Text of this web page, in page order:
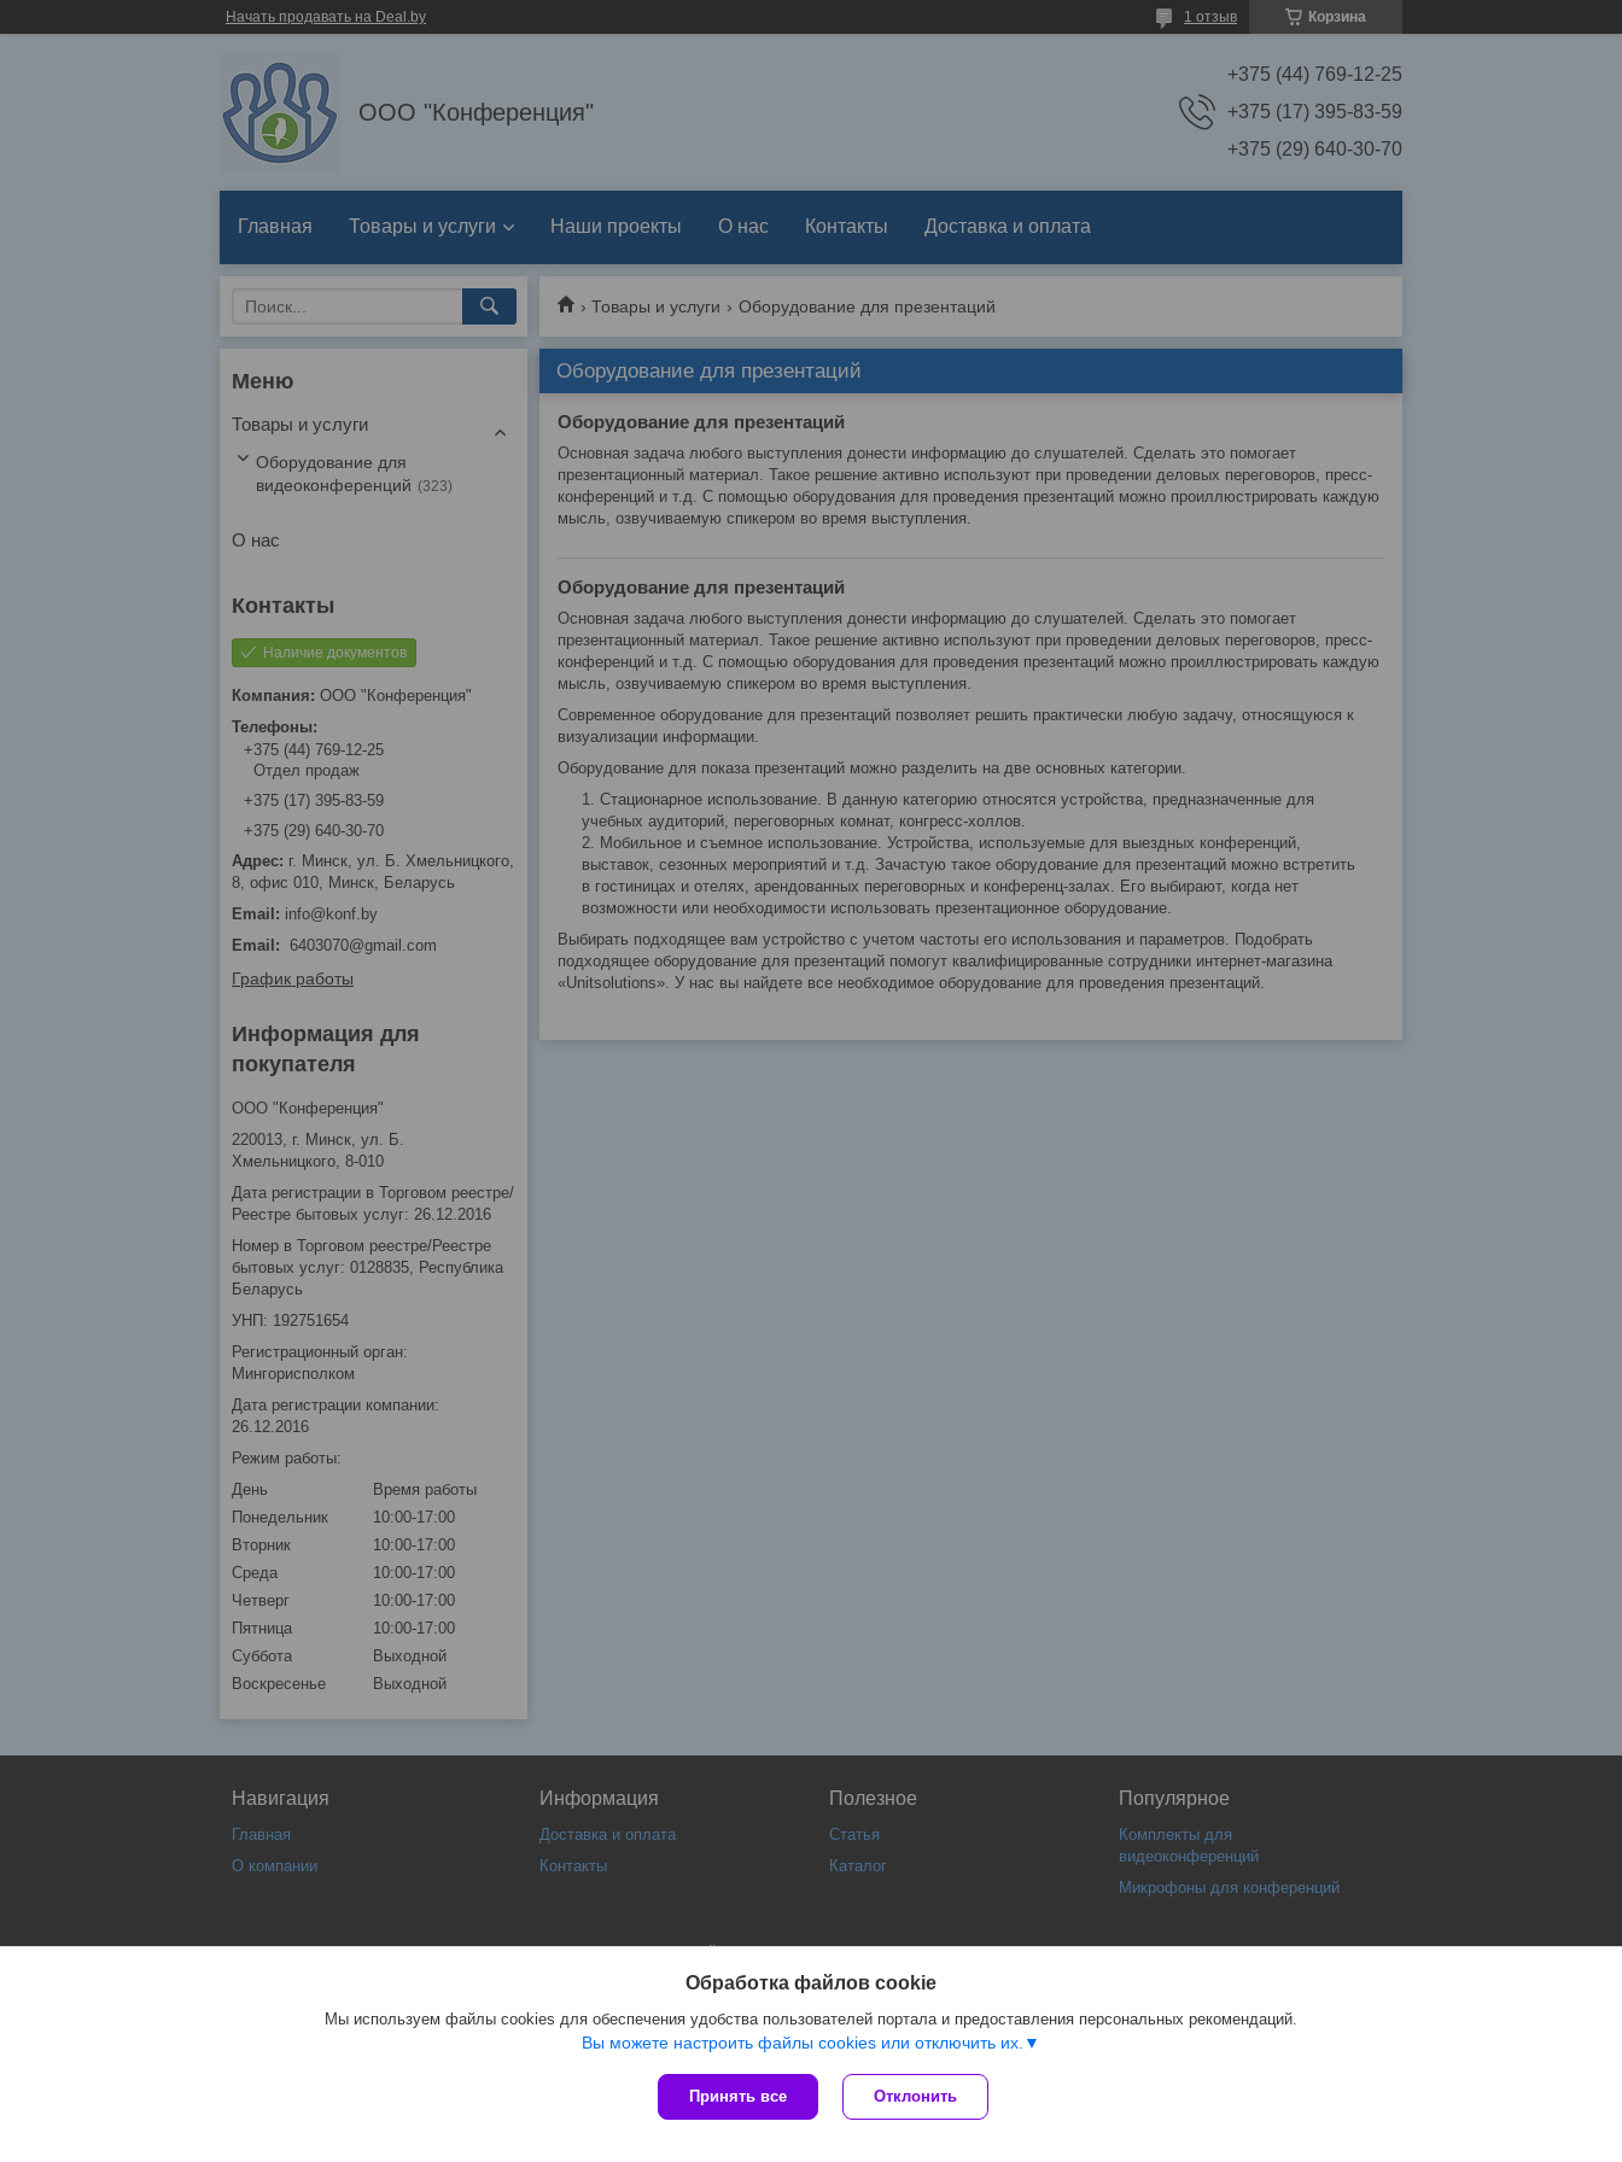
Начать продавать на Deal.by Корзина
1 отзыв
ООО "Конференция"
+375 (44) 769-12-25
+375 (17) 395-83-59
+375 (29) 640-30-70
Главная Товары и услуги Наши проекты О нас Контакты Доставка и оплата
Товары и услуги Оборудование для презентаций
Оборудование для презентаций
Оборудование для презентаций
Основная задача любого выступления донести информацию до слушателей. Сделать это помогает
презентационный материал. Такое решение активно используют при проведении деловых переговоров, пресс-
конференций и т.д. С помощью оборудования для проведения презентаций можно проиллюстрировать каждую
мысль, озвучиваемую спикером во время выступления.
Оборудование для презентаций
Основная задача любого выступления донести информацию до слушателей. Сделать это помогает
презентационный материал. Такое решение активно используют при проведении деловых переговоров, пресс-
конференций и т.д. С помощью оборудования для проведения презентаций можно проиллюстрировать каждую
мысль, озвучиваемую спикером во время выступления.
Современное оборудование для презентаций позволяет решить практически любую задачу, относящуюся к
визуализации информации.
Оборудование для показа презентаций можно разделить на две основных категории.
Стационарное использование. В данную категорию относятся устройства, предназначенные для
учебных аудиторий, переговорных комнат, конгресс-холлов.
Мобильное и съемное использование. Устройства, используемые для выездных конференций,
выставок, сезонных мероприятий и т.д. Зачастую такое оборудование для презентаций можно встретить
в гостиницах и отелях, арендованных переговорных и конференц-залах. Его выбирают, когда нет
возможности или необходимости использовать презентационное оборудование.
Выбирать подходящее вам устройство с учетом частоты его использования и параметров. Подобрать
подходящее оборудование для презентаций помогут квалифицированные сотрудники интернет-магазина
«Unitsolutions». У нас вы найдете все необходимое оборудование для проведения презентаций.
Товары и услуги
Оборудование для
видеоконференций
323
О нас
Наличие документов
ООО "Конференция"
+375 (44) 769-12-25
Отдел продаж
+375 (17) 395-83-59
+375 (29) 640-30-70
г. Минск, ул. Б. Хмельницкого,
8, офис 010, Минск, Беларусь
info@konf.by
Email
6403070@gmail.com
График работы
Информация для
покупателя
ООО "Конференция"
220013, г. Минск, ул. Б.
Хмельницкого, 8-010
Дата регистрации в Торговом реестре/
Реестре бытовых услуг: 26.12.2016
Номер в Торговом реестре/Реестре
бытовых услуг: 0128835, Республика
Беларусь
УНП: 192751654
Регистрационный орган:
Мингорисполком
Дата регистрации компании:
26.12.2016
Режим работы:
День
Время работы
Понедельник
10:00-17:00
Вторник
10:00-17:00
Среда
10:00-17:00
Четверг
10:00-17:00
Пятница
10:00-17:00
Суббота
Выходной
Воскресенье
Выходной
Навигация
Главная
О компании
Информация
Доставка и оплата
Контакты
Полезное
Статья
Каталог
Популярное
Комплекты для
видеоконференций
Микрофоны для конференций
Сайт создан на платформе Deal.by
Политика обработки файлов cookies
Обработка файлов cookie
Мы используем файлы cookies для обеспечения удобства пользователей портала и предоставления персональных рекомендаций.
Вы можете настроить файлы cookies или отключить их.
Принять все Отклонить
ООО "Конференция" |
Пожаловаться на контент
Select Language ▼